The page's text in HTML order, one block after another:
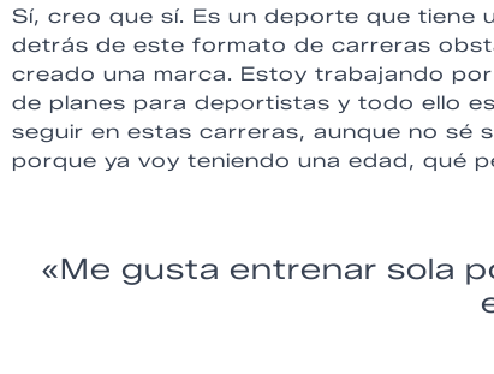
Sí, creo que sí. Es un deporte que tiene
detrás de este formato de carreras
creado una marca. Estoy trabajando
de planes para deportistas y todo ello
seguir en estas carreras, aunque no sé
porque ya voy teniendo una edad, qué
«Me gusta entrenar sola